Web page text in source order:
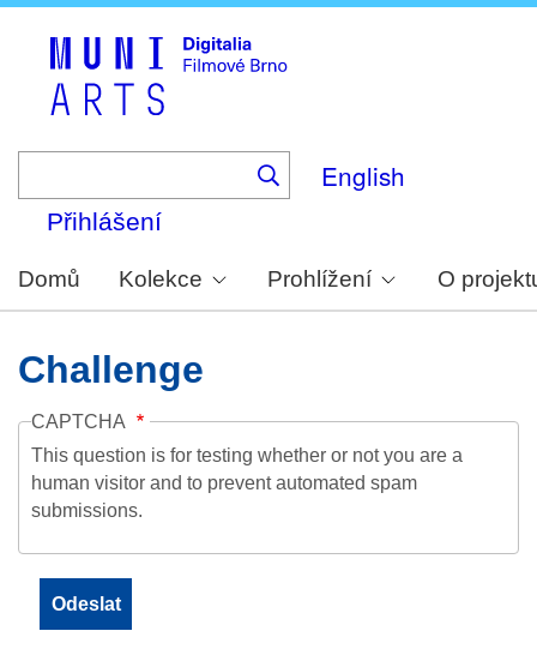
English
Přihlášení
Domů Kolekce Prohlížení O
Challenge
CAPTCHA
This question is for testing whether or not you are a
human visitor and to prevent automated spam
submissions.